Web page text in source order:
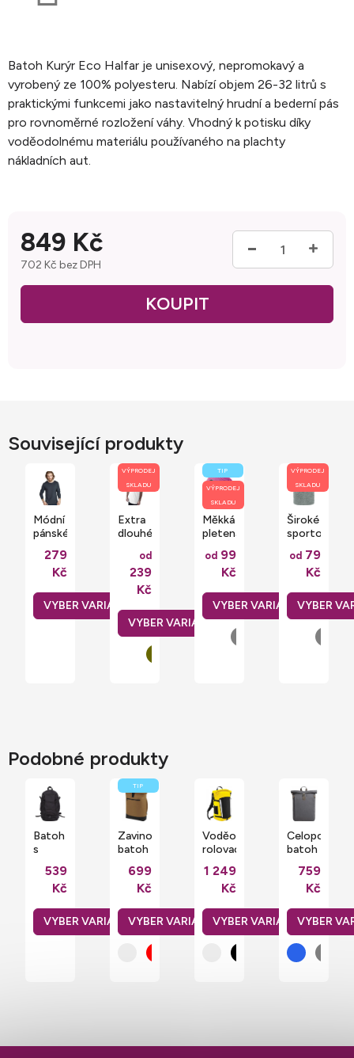
Batoh Kurýr Eco Halfar je unisexový, nepromokavý a
vyrobený ze 100% polyesteru. Nabízí objem 26-32 litrů s
praktickými funkcemi jako nastavitelný hrudní a bederní pás
pro rovnoměrné rozložení váhy. Vhodný k potisku díky
voděodolnému materiálu používaného na plachty
nákladních aut.
849 Kč
702 Kč bez DPH
Související produkty
Módní
pánské
dlouhým
Mantis
150
279
Kč
VÝPRODEJ
SKLADU
Extra
dlouhé
bavlněné
triko
Build
Brand
od
239
Kč
TIP
VÝPRODEJ
SKLADU
Měkká
pletená
čepice
Core
od 99
Kč
VÝPRODEJ
SKLADU
Široké
sportovní
potítko
od 79
Kč
Podobné produkty
Batoh
s
přihrádkou
Cona
26 l
539
Kč
TIP
Zavinovací
batoh
notebook
Roll-
20 l
nepromokavý
699
Kč
Voděodolný
rolovací
batoh
25 l
1 249
Kč
batoh
kovovými
759
Kč